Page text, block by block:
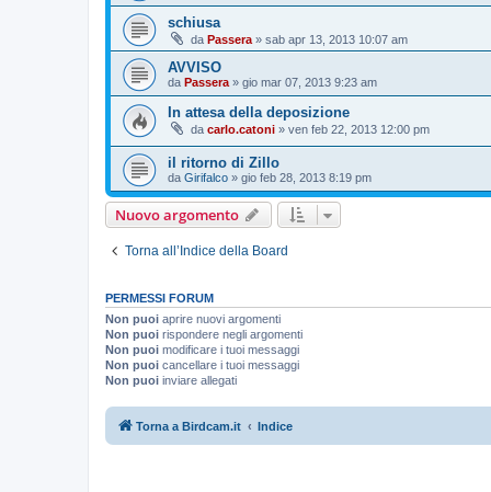
schiusa
da Passera » sab apr 13, 2013 10:07 am
AVVISO
da Passera » gio mar 07, 2013 9:23 am
In attesa della deposizione
da carlo.catoni » ven feb 22, 2013 12:00 pm
il ritorno di Zillo
da Girifalco » gio feb 28, 2013 8:19 pm
Nuovo argomento
Torna all’Indice della Board
PERMESSI FORUM
Non puoi aprire nuovi argomenti
Non puoi rispondere negli argomenti
Non puoi modificare i tuoi messaggi
Non puoi cancellare i tuoi messaggi
Non puoi inviare allegati
Torna a Birdcam.it Indice